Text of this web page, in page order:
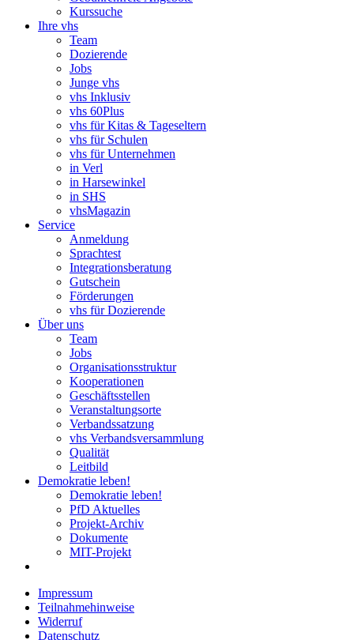
Kurssuche
Ihre vhs
Team
Dozierende
Jobs
Junge vhs
vhs Inklusiv
vhs 60Plus
vhs für Kitas & Tageseltern
vhs für Schulen
vhs für Unternehmen
in Verl
in Harsewinkel
in SHS
vhsMagazin
Service
Anmeldung
Sprachtest
Integrationsberatung
Gutschein
Förderungen
vhs für Dozierende
Über uns
Team
Jobs
Organisationsstruktur
Kooperationen
Geschäftsstellen
Veranstaltungsorte
Verbandssatzung
vhs Verbandsversammlung
Qualität
Leitbild
Demokratie leben!
Demokratie leben!
PfD Aktuelles
Projekt-Archiv
Dokumente
MIT-Projekt
Impressum
Teilnahmehinweise
Widerruf
Datenschutz